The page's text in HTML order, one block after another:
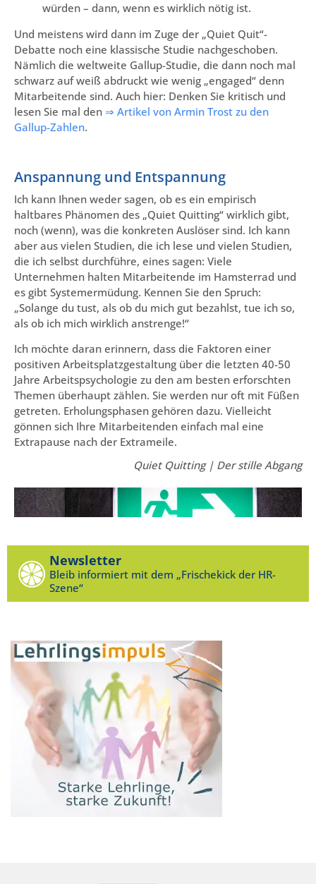
würden – dann, wenn es wirklich nötig ist.
Und meistens wird dann im Zuge der „Quiet Quit“-
Debatte noch eine klassische Studie nachgeschoben.
Nämlich die weltweite Gallup-Studie, die dann noch mal
schwarz auf weiß abdruckt wie wenig „engaged“ denn
Mitarbeitende sind. Auch hier: Denken Sie kritisch und
lesen Sie mal den ⇒ Artikel von Armin Trost zu den
Gallup-Zahlen.
Anspannung und Entspannung
Ich kann Ihnen weder sagen, ob es ein empirisch
haltbares Phänomen des „Quiet Quitting“ wirklich gibt,
noch (wenn), was die konkreten Auslöser sind. Ich kann
aber aus vielen Studien, die ich lese und vielen Studien,
die ich selbst durchführe, eines sagen: Viele
Unternehmen halten Mitarbeitende im Hamsterrad und
es gibt Systemermüdung. Kennen Sie den Spruch:
„Solange du tust, als ob du mich gut bezahlst, tue ich so,
als ob ich mich wirklich anstrenge!“
Ich möchte daran erinnern, dass die Faktoren einer
positiven Arbeitsplatzgestaltung über die letzten 40-50
Jahre Arbeitspsychologie zu den am besten erforschten
Themen überhaupt zählen. Sie werden nur oft mit Füßen
getreten. Erholungsphasen gehören dazu. Vielleicht
gönnen sich Ihre Mitarbeitenden einfach mal eine
Extrapause nach der Extrameile.
Quiet Quitting | Der stille Abgang
Newsletter
Bleib informiert mit dem „Frischekick der HR-
Szene“